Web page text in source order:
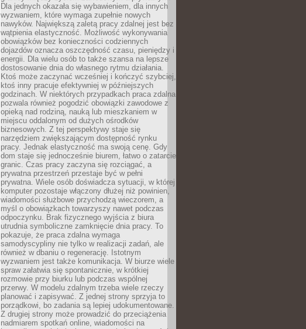
Dla jednych okazała się wybawieniem, dla innych
wyzwaniem, które wymaga zupełnie nowych
nawyków. Największą zaletą pracy zdalnej jest bez
wątpienia elastyczność. Możliwość wykonywania
obowiązków bez konieczności codziennych
dojazdów oznacza oszczędność czasu, pieniędzy i
energii. Dla wielu osób to także szansa na lepsze
dostosowanie dnia do własnego rytmu działania.
Ktoś może zaczynać wcześniej i kończyć szybciej,
ktoś inny pracuje efektywniej w późniejszych
godzinach. W niektórych przypadkach praca zdalna
pozwala również pogodzić obowiązki zawodowe z
opieką nad rodziną, nauką lub mieszkaniem w
miejscu oddalonym od dużych ośrodków
biznesowych. Z tej perspektywy staje się
narzędziem zwiększającym dostępność rynku
pracy. Jednak elastyczność ma swoją cenę. Gdy
dom staje się jednocześnie biurem, łatwo o zatarcie
granic. Czas pracy zaczyna się rozciągać, a
prywatna przestrzeń przestaje być w pełni
prywatna. Wiele osób doświadcza sytuacji, w której
komputer pozostaje włączony dłużej niż powinien,
wiadomości służbowe przychodzą wieczorem, a
myśl o obowiązkach towarzyszy nawet podczas
odpoczynku. Brak fizycznego wyjścia z biura
utrudnia symboliczne zamknięcie dnia pracy. To
pokazuje, że praca zdalna wymaga
samodyscypliny nie tylko w realizacji zadań, ale
również w dbaniu o regenerację. Istotnym
wyzwaniem jest także komunikacja. W biurze wiele
spraw załatwia się spontanicznie, w krótkiej
rozmowie przy biurku lub podczas wspólnej
przerwy. W modelu zdalnym trzeba wiele rzeczy
planować i zapisywać. Z jednej strony sprzyja to
porządkowi, bo zadania są lepiej udokumentowane.
Z drugiej strony może prowadzić do przeciążenia
nadmiarem spotkań online, wiadomości na